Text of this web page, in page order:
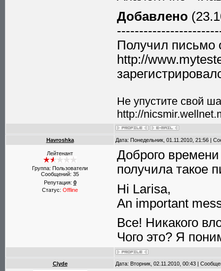
Добавлено
Получил письмо
http://
Не упустите свой
http://
Havroshka Дата: Понедельник, 01.11.2010, 21:56 |
Лейтенант
Группа: Пользователи
Сообщений: 35
Репутация: 0
Статус: Offline
Доброго
получила такое
Hi Larisa,
An important
Все! Никакого
Чого это? Я
Clyde Дата: Вторник, 02.11.2010, 00:43 |